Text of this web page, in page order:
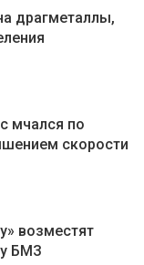
драгметаллы,
мчался по
скорости
возместят
БМЗ